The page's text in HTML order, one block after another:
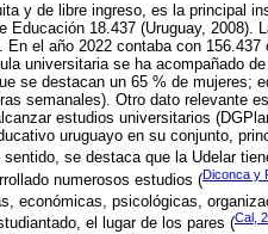
y de libre ingreso, es la principal
18.437 (Uruguay, 2008).
el año 2022 contaba con
universitaria se ha acompañado
se destacan un 65 % de mujeres;
semanales). Otro dato relevante
estudios universitarios
uruguayo en su conjunto,
se destaca que la Udelar
numerosos estudios (Diconca y
económicas, psicológicas,
el lugar de los pares (Cal,